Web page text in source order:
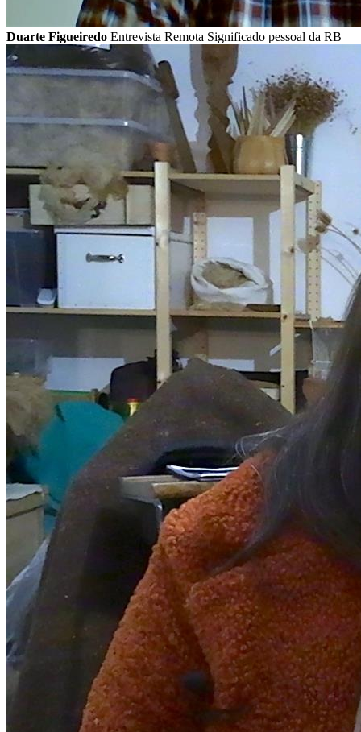
Duarte Figueiredo Entrevista Remota Significado pessoal da RB